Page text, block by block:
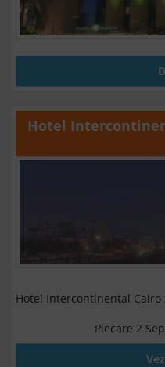
Hotel
Hotel Intercontinental
Plecare 2